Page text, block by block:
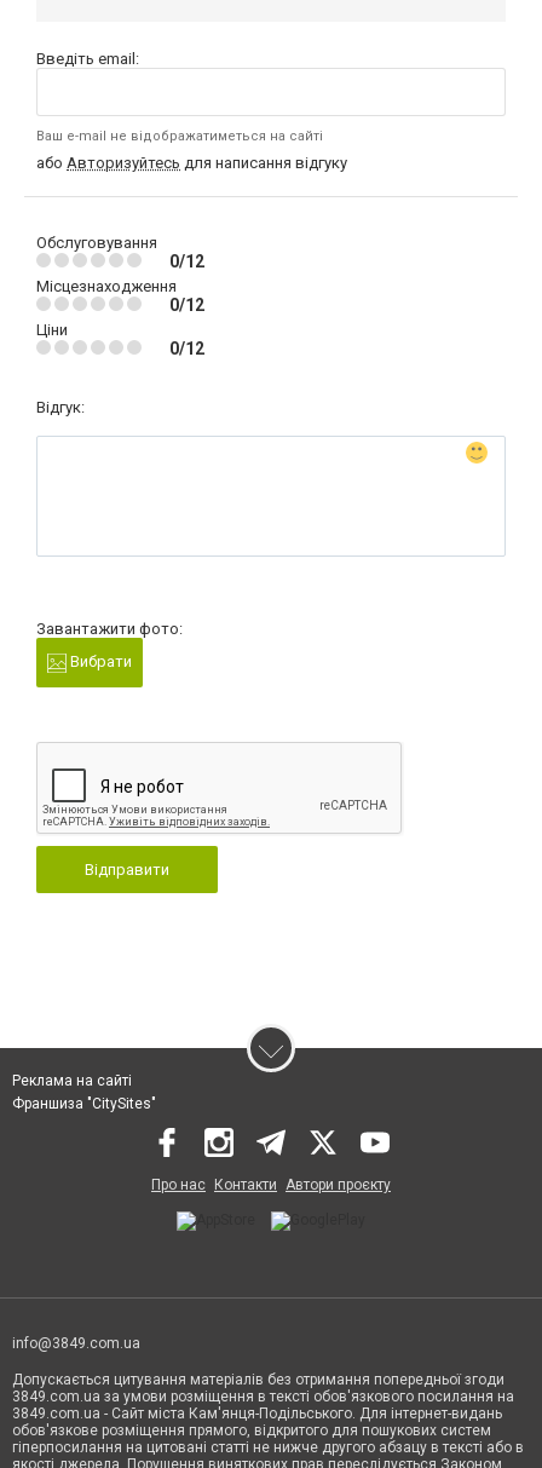
Введіть email:
Ваш e-mail не відображатиметься на сайті
або Авторизуйтесь для написання відгуку
Обслуговування
0/12
Місцезнаходження
0/12
Ціни
0/12
Відгук:
Завантажити фото:
Вибрати
Відправити
Реклама на сайті
Франшиза "CitySites"
Про нас Контакти Автори проєкту
info@3849.com.ua
Допускається цитування матеріалів без отримання попередньої згоди
3849.com.ua за умови розміщення в тексті обов'язкового посилання на
3849.com.ua - Сайт міста Кам'янця-Подільського. Для інтернет-видань
обов'язкове розміщення прямого, відкритого для пошукових систем
гіперпосилання на цитовані статті не нижче другого абзацу в тексті або в
якості джерела. Порушення виняткових прав переслідується Законом.